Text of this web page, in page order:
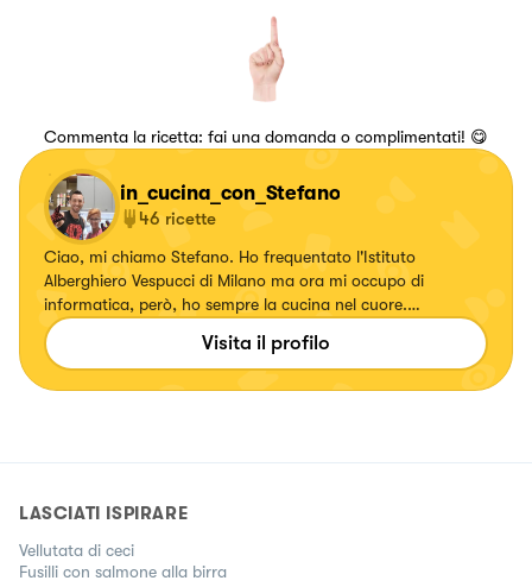
Commenta la ricetta: fai una domanda o complimentati! 😋
in_cucina_con_Stefano
46 ricette
Ciao, mi chiamo Stefano. Ho frequentato l'Istituto
Alberghiero Vespucci di Milano ma ora mi occupo di
informatica, però, ho sempre la cucina nel cuore.
Recentemente ho scritto questa frase ..."voglio essere libero
di fare, creare e sperimentare. Questa è la mia idea di
Visita il profilo
LASCIATI ISPIRARE
Vellutata di ceci
Fusilli con salmone alla birra